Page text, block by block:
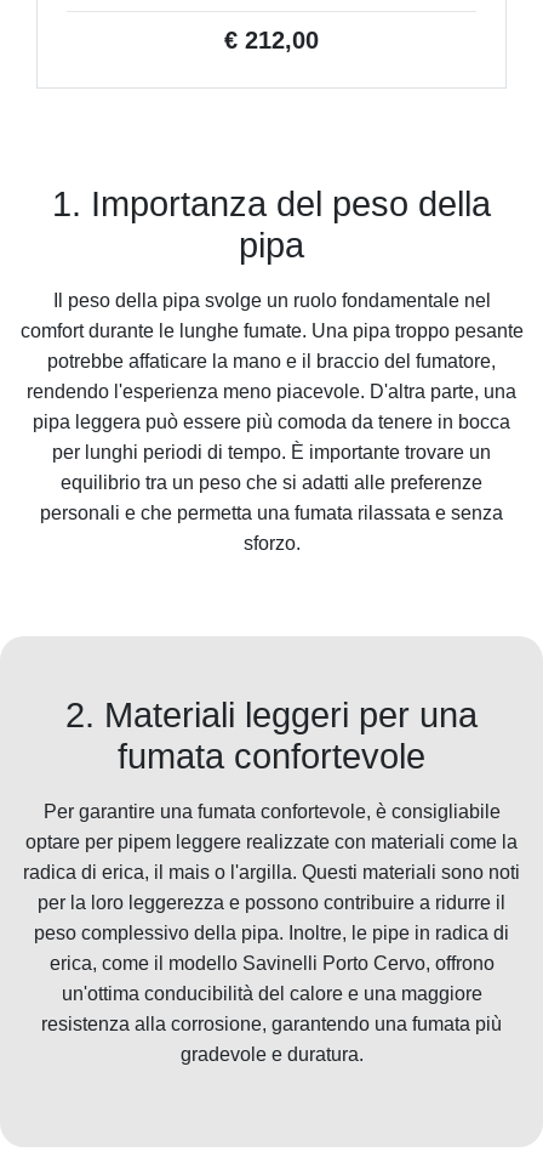
€ 212,00
1. Importanza del peso della
pipa
Il peso della pipa svolge un ruolo fondamentale nel
comfort durante le lunghe fumate. Una pipa troppo pesante
potrebbe affaticare la mano e il braccio del fumatore,
rendendo l'esperienza meno piacevole. D'altra parte, una
pipa leggera può essere più comoda da tenere in bocca
per lunghi periodi di tempo. È importante trovare un
equilibrio tra un peso che si adatti alle preferenze
personali e che permetta una fumata rilassata e senza
sforzo.
2. Materiali leggeri per una
fumata confortevole
Per garantire una fumata confortevole, è consigliabile
optare per pipem leggere realizzate con materiali come la
radica di erica, il mais o l'argilla. Questi materiali sono noti
per la loro leggerezza e possono contribuire a ridurre il
peso complessivo della pipa. Inoltre, le pipe in radica di
erica, come il modello Savinelli Porto Cervo, offrono
un'ottima conducibilità del calore e una maggiore
resistenza alla corrosione, garantendo una fumata più
gradevole e duratura.